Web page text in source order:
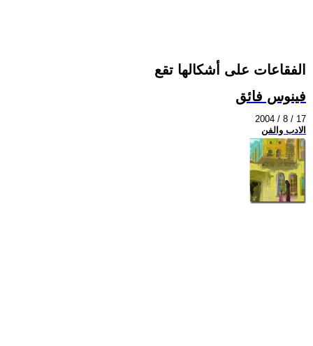
الفقاعات على أشكالها تقع
فينوس فائق
2004 / 8 / 17
الادب والفن